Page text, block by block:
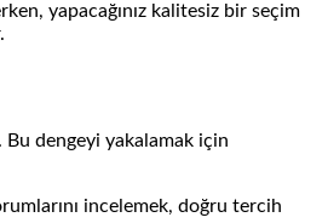
yapacağınız kalitesiz bir seçim
Bu dengeyi yakalamak için
incelemek, doğru tercih